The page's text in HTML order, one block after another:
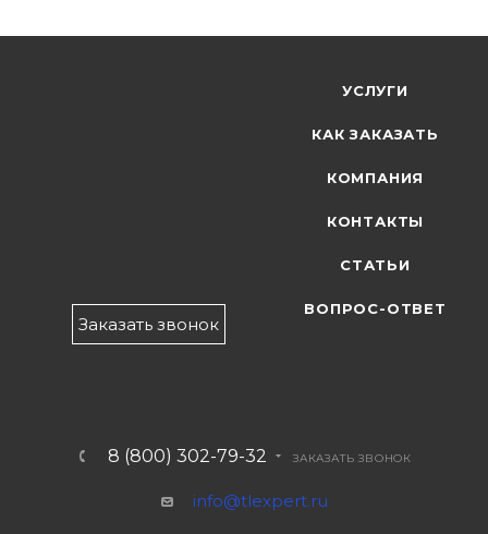
Заказать звонок
УСЛУГИ
КАК ЗАКАЗАТЬ
КОМПАНИЯ
КОНТАКТЫ
СТАТЬИ
ВОПРОС-ОТВЕТ
8 (800) 302-79-32 ЗАКАЗАТЬ ЗВОНОК
info@tlexpert.ru